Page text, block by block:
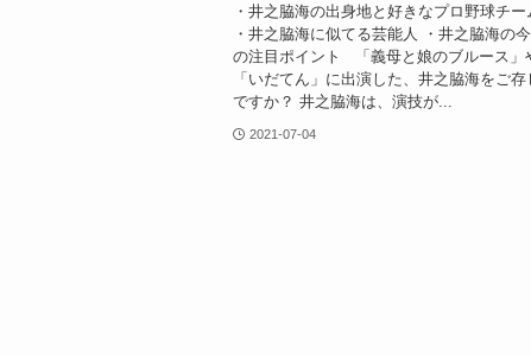
・井之脇海の出身地と好きなプロ野球チー
・井之脇海に似てる芸能人 ・井之脇海の
の注目ポイント 「義母と娘のブルース」
「いだてん」に出演した、井之脇海をご存
ですか？ 井之脇海は、演技が...
2021-07-04